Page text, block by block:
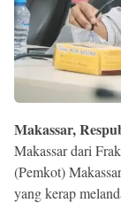
Makassar,
Makassar dari
(Pemkot)
yang kerap